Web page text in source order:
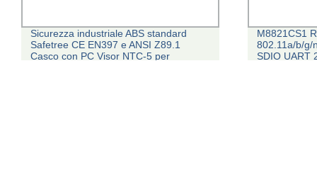
Sicurezza industriale ABS standard
Safetree CE EN397 e ANSI Z89.1
Casco con PC Visor NTC-5 per
M8821CS1
802.11a/b/g/
SDIO UART